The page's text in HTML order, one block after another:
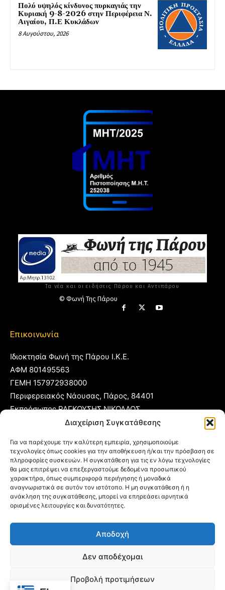
Διαχείριση Συγκατάθεσης
Για να παρέχουμε την καλύτερη εμπειρία, χρησιμοποιούμε
τεχνολογίες όπως cookies για την αποθήκευση ή/και την πρόσβαση σε
πληροφορίες συσκευών. Η συγκατάθεση για τις εν λόγω τεχνολογίες
θα μας επιτρέψει να επεξεργαστούμε δεδομένα προσωπικού
χαρακτήρα, όπως συμπεριφορά περιήγησης ή μοναδικά
αναγνωριστικά σε αυτόν τον ιστότοπο. Η μη συγκατάθεση ή η
ανάκληση της συγκατάθεσης, μπορεί να επηρεάσει αρνητικά
ορισμένες λειτουργίες και δυνατότητες.
Αποδοχή
Δεν αποδέχομαι
Προβολή προτιμήσεων
Πολύ υψηλός κίνδυνος πυρκαγιάς την
Κυριακή 9-8-2026 στην Περιφέρεια Ν.
Αιγαίου, Π.Ε Κυκλάδων
8 Αυγούστου, 2026
Τα νέα και οι ειδήσεις Πάρου και Αντιπάρου
© Φωνή Της Πάρου
Επικοινωνία
Ιδιοκτησία Φωνή της Πάρου Ι.Κ.Ε.
ΑΦΜ 801495563
ΓΕΜΗ 157972938000
Περιφερειακός Νάουσας, Πάρος, 84401
Εκπρόσωπος ΡΑΓΚΟΥΣΗΣ ΝΙΚΟΛΑΟΣ
Κ:6977 248885
E:foni@typoparos.gr(για αγγελίες:sales@typoparos.gr)
Πολιτική απορρήτου & Cookies